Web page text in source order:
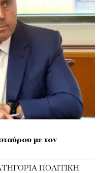
με τον
ΠΟΛΙΤΙΚΉ